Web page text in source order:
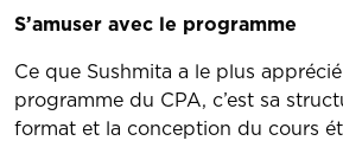
S’amuser avec le programme
Ce que Sushmita a le plus
programme du CPA, c’est sa
format et la conception du cours